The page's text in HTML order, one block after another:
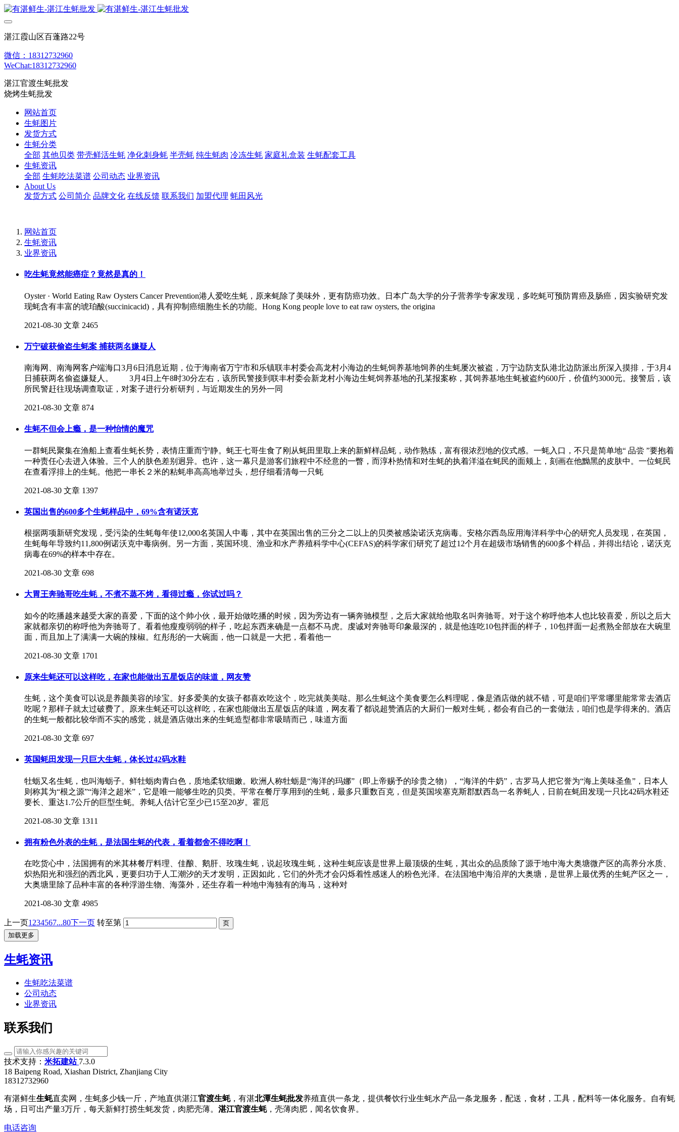
湛江霞山区百蓬路22号
微信：18312732960
WeChat:18312732960
湛江官渡生蚝批发
烧烤生蚝批发
网站首页
生蚝图片
发货方式
生蚝分类
全部 其他贝类 带壳鲜活生蚝 净化刺身蚝 半壳蚝 纯生蚝肉 冷冻生蚝 家庭礼盒装 生蚝配套工具
生蚝资讯
全部 生蚝吃法菜谱 公司动态 业界资讯
About Us
发货方式 公司简介 品牌文化 在线反馈 联系我们 加盟代理 蚝田风光
网站首页
生蚝资讯
业界资讯
吃生蚝竟然能癌症？竟然是真的！
Oyster · World Eating Raw Oysters Cancer Prevention港人爱吃生蚝，原来蚝除了美味外，更有防癌功效。日本广岛大学的分子营养学专家发现，多吃蚝可预防胃癌及肠癌，因实验研究发
现蚝含有丰富的琥珀酸(succinicacid)，具有抑制癌细胞生长的功能。Hong Kong people love to eat raw oysters, the origina
2021-08-30 文章 2465
万宁破获偷盗生蚝案 捕获两名嫌疑人
南海网、南海网客户端海口3月6日消息近期，位于海南省万宁市和乐镇联丰村委会高龙村小海边的生蚝饲养基地饲养的生蚝屡次被盗，万宁边防支队港北边防派出所深入摸排，于3月4
日捕获两名偷盗嫌疑人。 3月4日上午8时30分左右，该所民警接到联丰村委会新龙村小海边生蚝饲养基地的孔某报案称，其饲养基地生蚝被盗约600斤，价值约3000元。接警后，该
所民警赶往现场调查取证，对案子进行分析研判，与近期发生的另外一同
2021-08-30 文章 874
生蚝不但会上瘾，是一种怡情的魔咒
一群蚝民聚集在渔船上查看生蚝长势，表情庄重而宁静。蚝王七哥生食了刚从蚝田里取上来的新鲜样品蚝，动作熟练，富有很浓烈地的仪式感。一蚝入口，不只是简单地“ 品尝 ”要抱着
一种责任心去进入体验。三个人的肤色差别迥异。也许，这一幕只是游客们旅程中不经意的一瞥，而淳朴热情和对生蚝的执着洋溢在蚝民的面颊上，刻画在他黝黑的皮肤中。一位蚝民
在查看浮排上的生蚝。他把一串长２米的粘蚝串高高地举过头，想仔细看清每一只蚝
2021-08-30 文章 1397
英国出售的600多个生蚝样品中，69%含有诺沃克
根据两项新研究发现，受污染的生蚝每年使12,000名英国人中毒，其中在英国出售的三分之二以上的贝类被感染诺沃克病毒。安格尔西岛应用海洋科学中心的研究人员发现，在英国，
生蚝每年导致约11,800例诺沃克中毒病例。另一方面，英国环境、渔业和水产养殖科学中心(CEFAS)的科学家们研究了超过12个月在超级市场销售的600多个样品，并得出结论，诺沃克
病毒在69%的样本中存在。
2021-08-30 文章 698
大胃王奔驰哥吃生蚝，不煮不蒸不烤，看得过瘾，你试过吗？
如今的吃播越来越受大家的喜爱，下面的这个帅小伙，最开始做吃播的时候，因为旁边有一辆奔驰模型，之后大家就给他取名叫奔驰哥。对于这个称呼他本人也比较喜爱，所以之后大
家就都亲切的称呼他为奔驰哥了。看着他瘦瘦弱弱的样子，吃起东西来确是一点都不马虎。虔诚对奔驰哥印象最深的，就是他连吃10包拌面的样子，10包拌面一起煮熟全部放在大碗里
面，而且加上了满满一大碗的辣椒。红彤彤的一大碗面，他一口就是一大把，看着他一
2021-08-30 文章 1701
原来生蚝还可以这样吃，在家也能做出五星饭店的味道，网友赞
生蚝，这个美食可以说是养颜美容的珍宝。好多爱美的女孩子都喜欢吃这个，吃完就美美哒。那么生蚝这个美食要怎么料理呢，像是酒店做的就不错，可是咱们平常哪里能常常去酒店
吃呢？那样子就太过破费了。原来生蚝还可以这样吃，在家也能做出五星饭店的味道，网友看了都说超赞酒店的大厨们一般对生蚝，都会有自己的一套做法，咱们也是学得来的。酒店
的生蚝一般都比较华而不实的感觉，就是酒店做出来的生蚝造型都非常吸睛而已，味道方面
2021-08-30 文章 697
英国蚝田发现一只巨大生蚝，体长过42码水鞋
牡蛎又名生蚝，也叫海蛎子。鲜牡蛎肉青白色，质地柔软细嫩。欧洲人称牡蛎是“海洋的玛娜”（即上帝赐予的珍贵之物），“海洋的牛奶”，古罗马人把它誉为“海上美味圣鱼”，日本人
则称其为“根之源”“海洋之超米”，它是唯一能够生吃的贝类。平常在餐厅享用到的生蚝，最多只重数百克，但是英国埃塞克斯郡默西岛一名养蚝人，日前在蚝田发现一只比42码水鞋还
要长、重达1.7公斤的巨型生蚝。养蚝人估计它至少已15至20岁。霍厄
2021-08-30 文章 1311
拥有粉色外表的生蚝，是法国生蚝的代表，看着都舍不得吃啊！
在吃货心中，法国拥有的米其林餐厅料理、佳酿、鹅肝、玫瑰生蚝，说起玫瑰生蚝，这种生蚝应该是世界上最顶级的生蚝，其出众的品质除了源于地中海大奥塘微产区的高养分水质、
炽热阳光和强烈的西北风，更要归功于人工潮汐的天才发明，正因如此，它们的外壳才会闪烁着性感迷人的粉色光泽。在法国地中海沿岸的大奥塘，是世界上最优秀的生蚝产区之一，
大奥塘里除了品种丰富的各种浮游生物、海藻外，还生存着一种地中海独有的海马，这种对
2021-08-30 文章 4985
上一页1 234567...80下一页 转至第
加载更多
生蚝资讯
生蚝吃法菜谱
公司动态
业界资讯
联系我们
技术支持： 米拓建站 7.3.0
18 Baipeng Road, Xiashan District, Zhanjiang City
18312732960
有湛鲜生生蚝直卖网，生蚝多少钱一斤，产地直供湛江官渡生蚝，有湛北潭生蚝批发养殖直供一条龙，提供餐饮行业生蚝水产品一条龙服务，配送，食材，工具，配料等一体化服务。自有蚝
场，日可出产量3万斤，每天新鲜打捞生蚝发货，肉肥壳薄。 湛江官渡生蚝，壳薄肉肥，闻名饮食界。
电话咨询